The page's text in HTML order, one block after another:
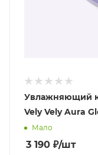
Увлажняющий
Vely Vely Aura
Мало
3 190 ₽/шт